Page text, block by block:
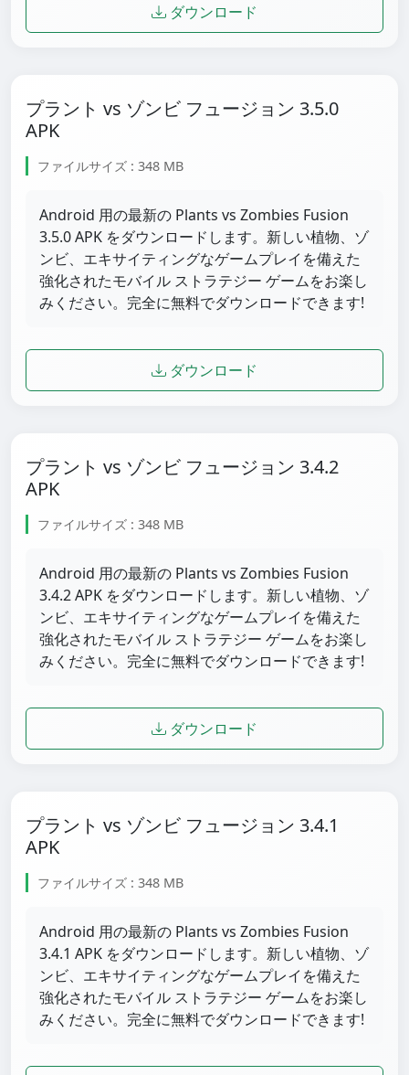
ダウンロード
プラント vs ゾンビ フュージョン 3.5.0
APK
ファイルサイズ : 348 MB
Android 用の最新の Plants vs Zombies Fusion
3.5.0 APK をダウンロードします。新しい植物、ゾ
ンビ、エキサイティングなゲームプレイを備えた
強化されたモバイル ストラテジー ゲームをお楽し
みください。完全に無料でダウンロードできます!
ダウンロード
プラント vs ゾンビ フュージョン 3.4.2
APK
ファイルサイズ : 348 MB
Android 用の最新の Plants vs Zombies Fusion
3.4.2 APK をダウンロードします。新しい植物、ゾ
ンビ、エキサイティングなゲームプレイを備えた
強化されたモバイル ストラテジー ゲームをお楽し
みください。完全に無料でダウンロードできます!
ダウンロード
プラント vs ゾンビ フュージョン 3.4.1
APK
ファイルサイズ : 348 MB
Android 用の最新の Plants vs Zombies Fusion
3.4.1 APK をダウンロードします。新しい植物、ゾ
ンビ、エキサイティングなゲームプレイを備えた
強化されたモバイル ストラテジー ゲームをお楽し
みください。完全に無料でダウンロードできます!